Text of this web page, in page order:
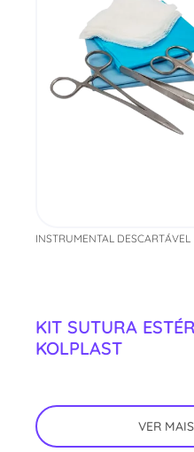
INSTRUMENTAL DESCARTÁVEL
KIT SUTURA
KOLPLAST
VER